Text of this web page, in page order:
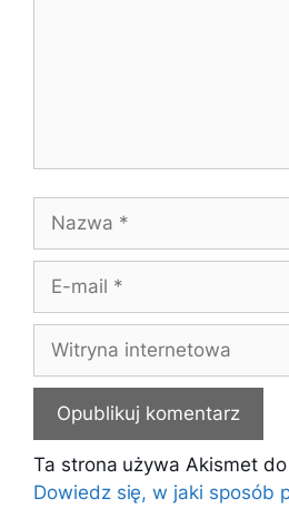
Nazwa
Witryna
internetowa
Ta strona używa Akismet
Dowiedz się, w jaki sposób